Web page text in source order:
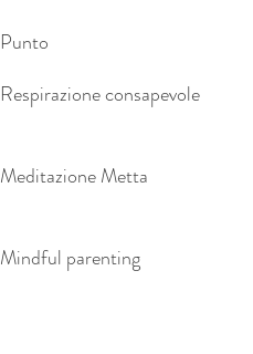
Punto
Respirazione consapevole
Meditazione Metta
Mindful parenting